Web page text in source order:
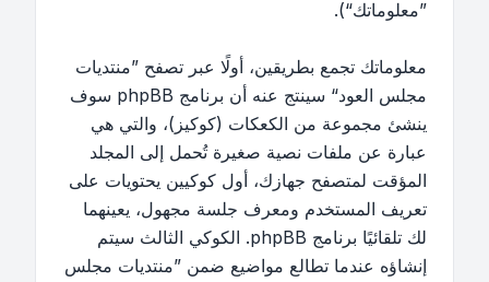
”معلوماتك“).
معلوماتك تجمع بطريقين، أولًا عبر تصفح ”منتديات
مجلس العود“ سينتج عنه أن برنامج phpBB سوف
ينشئ مجموعة من الكعكات (كوكيز)، والتي هي
عبارة عن ملفات نصية صغيرة تُحمل إلى المجلد
المؤقت لمتصفح جهازك، أول كوكيين يحتويات على
تعريف المستخدم ومعرف جلسة مجهول، يعينهما
لك تلقائيًا برنامج phpBB. الكوكي الثالث سيتم
إنشاؤه عندما تطالع مواضيع ضمن ”منتديات مجلس